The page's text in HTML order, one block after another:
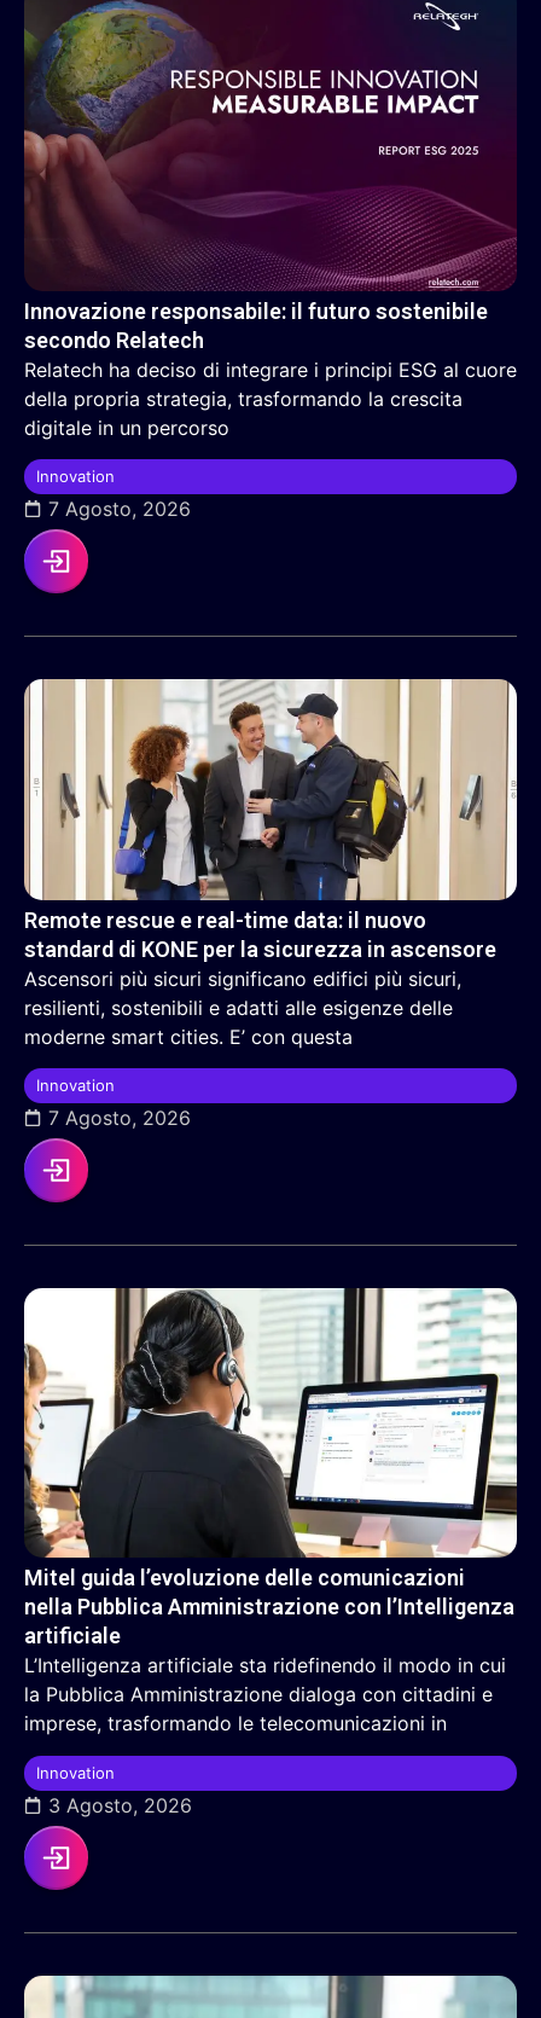
Innovazione responsabile: il futuro sostenibile
secondo Relatech
Relatech ha deciso di integrare i principi ESG al cuore
della propria strategia, trasformando la crescita
digitale in un percorso
Innovation
7 Agosto, 2026
Remote rescue e real-time data: il nuovo
standard di KONE per la sicurezza in ascensore
Ascensori più sicuri significano edifici più sicuri,
resilienti, sostenibili e adatti alle esigenze delle
moderne smart cities. E’ con questa
Innovation
7 Agosto, 2026
Mitel guida l’evoluzione delle comunicazioni
nella Pubblica Amministrazione con l’Intelligenza
artificiale
L’Intelligenza artificiale sta ridefinendo il modo in cui
la Pubblica Amministrazione dialoga con cittadini e
imprese, trasformando le telecomunicazioni in
Innovation
3 Agosto, 2026